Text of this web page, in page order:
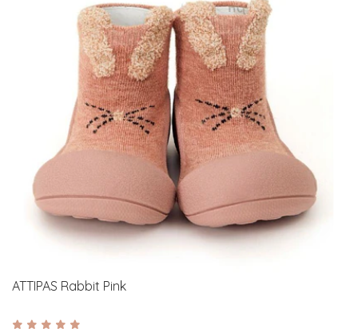
ATTIPAS Rabbit Pink